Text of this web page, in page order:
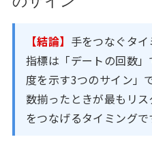
【結論】 手をつなぐタ
指標は「デートの回数
度を示す3つのサイン」
数揃ったときが最もリ
をつなげるタイミングで